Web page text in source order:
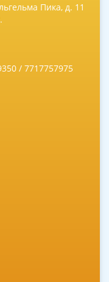
Пика, д. 11
/ 7717757975